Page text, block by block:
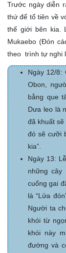
Trước ngày diễn
thứ để tổ tiên về
thế giới bên kia.
Mukaebo (Đón
theo trình tự nghi
Ngày 12/8:
Obon,
bằng que
Dưa leo là
đã khuất
đó sẽ cưỡi
kia”.
Ngày 13:
những
cuống gai
là “Lửa
Người ta
khói từ
khói này
đường và